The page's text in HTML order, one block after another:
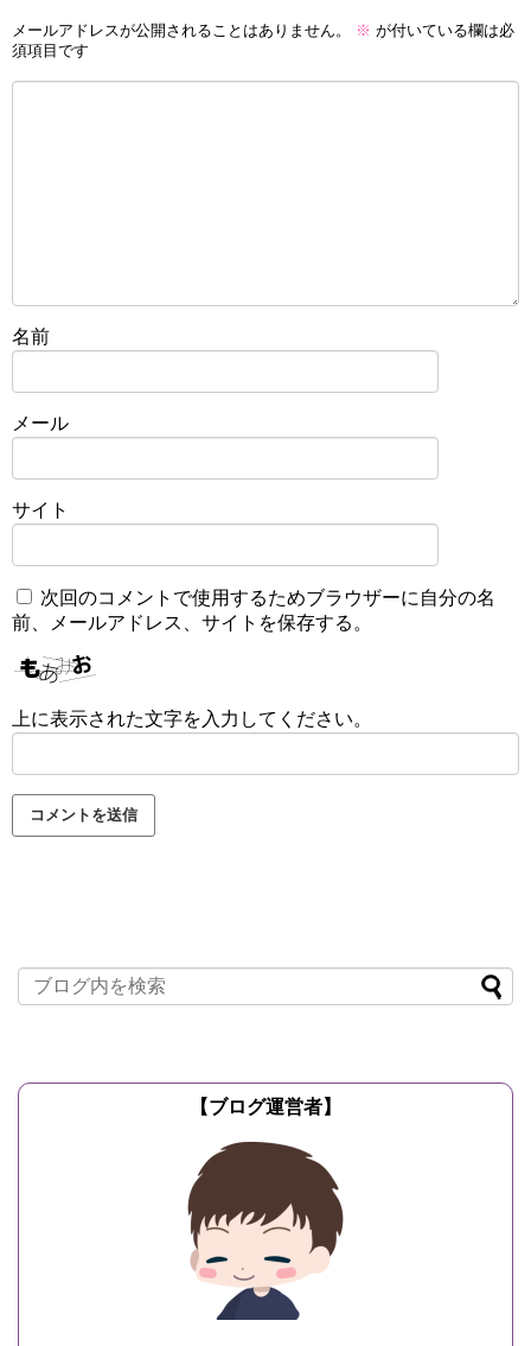
メールアドレスが公開されることはありません。 ※ が付いている欄は必
須項目です
名前
メール
サイト
次回のコメントで使用するためブラウザーに自分の名
前、メールアドレス、サイトを保存する。
上に表示された文字を入力してください。
【ブログ運営者】